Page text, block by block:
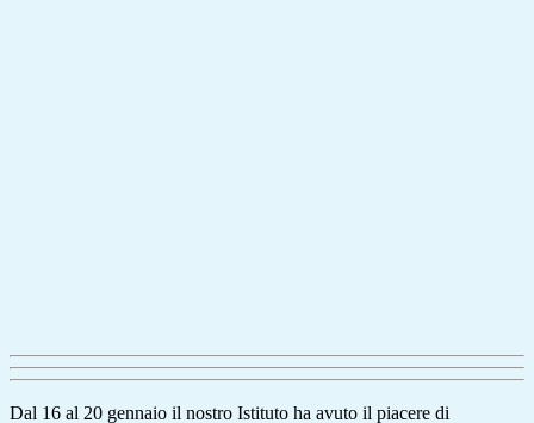
Dal 16 al 20 gennaio il nostro Istituto ha avuto il piacere di